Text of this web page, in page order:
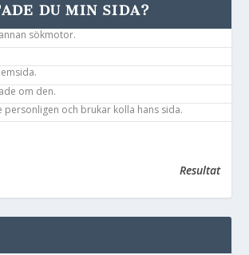
DU MIN SIDA?
sökmotor.
om den.
personligen och brukar kolla hans sida.
Resultat